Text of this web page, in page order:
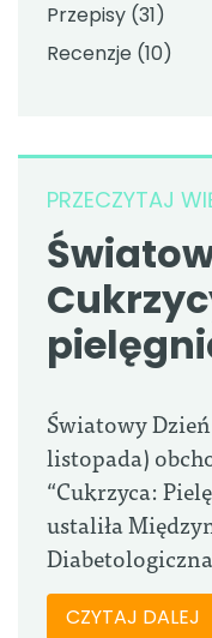
Przepisy (31)
Recenzje (10)
PRZECZYTAJ
Światowy
listopada)
“Cukrzyca:
ustaliła
CZYTAJ DALEJ